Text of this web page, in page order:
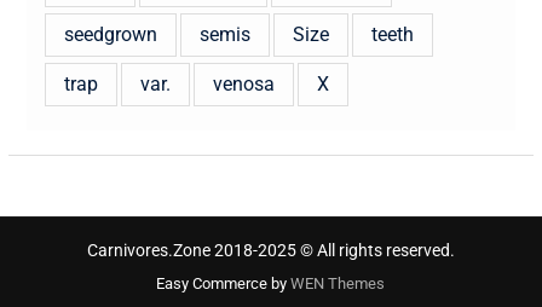
seedgrown semis Size teeth
trap var. venosa X
Carnivores.Zone 2018-2025 © All rights reserved.
Easy Commerce byWEN Themes